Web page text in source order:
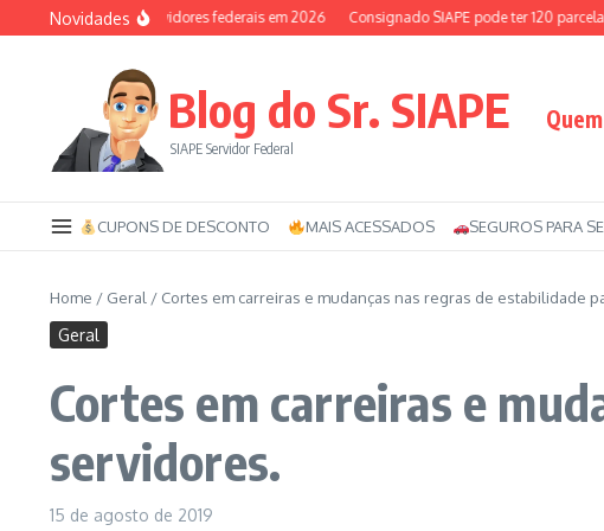
Ir para o conteúdo
Novidades
saúde dos servidores federais em 2026 Consignado SIAPE pode ter 120 parcelas,
Blog do Sr. SIAPE
SIAPE Servidor Federal
CUPONS DE DESCONTO MAIS ACESSADOS SEGUROS PARA
Home / Geral / Cortes em carreiras e mudanças nas regras de estabilidade
Geral
Cortes em carreiras e
servidores.
15 de agosto de 2019